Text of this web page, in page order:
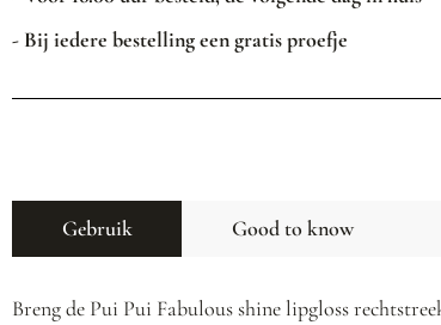
- Bij iedere bestelling een gratis proefje
Gebruik Good to know
Breng de Pui Pui Fabulous shine lipgloss